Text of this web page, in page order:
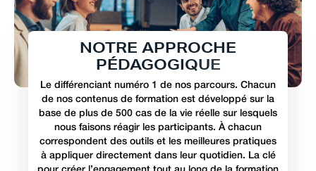
NOTRE APPROCHE
PÉDAGOGIQUE
Le différenciant numéro 1 de nos parcours. Chacun
de nos contenus de formation est développé sur la
base de plus de 500 cas de la vie réelle sur lesquels
nous faisons réagir les participants. À chacun
correspondent des outils et les meilleures pratiques
à appliquer directement dans leur quotidien. La clé